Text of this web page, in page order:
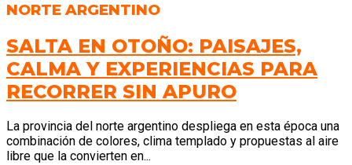
NORTE ARGENTINO
SALTA EN OTOÑO: PAISAJES,
CALMA Y EXPERIENCIAS PARA
RECORRER SIN APURO
La provincia del norte argentino despliega en esta época una
combinación de colores, clima templado y propuestas al aire
libre que la convierten en...